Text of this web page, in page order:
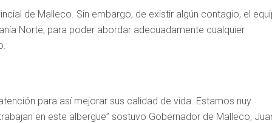
de Malleco. Sin embargo, de existir algún contagio, el
Norte, para poder abordar adecuadamente cualquier
para así mejorar sus calidad de vida. Estamos nuy
en este albergue” sostuvo Gobernador de Malleco,